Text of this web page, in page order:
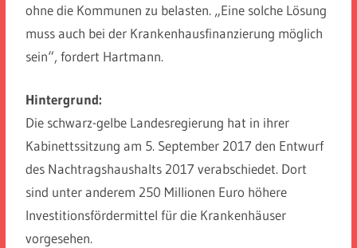
ohne die Kommunen zu belasten. „Eine solche Lösung
muss auch bei der Krankenhausfinanzierung möglich
sein“, fordert Hartmann.
Hintergrund:
Die schwarz-gelbe Landesregierung hat in ihrer
Kabinettssitzung am 5. September 2017 den Entwurf
des Nachtragshaushalts 2017 verabschiedet. Dort
sind unter anderem 250 Millionen Euro höhere
Investitionsfördermittel für die Krankenhäuser
vorgesehen.